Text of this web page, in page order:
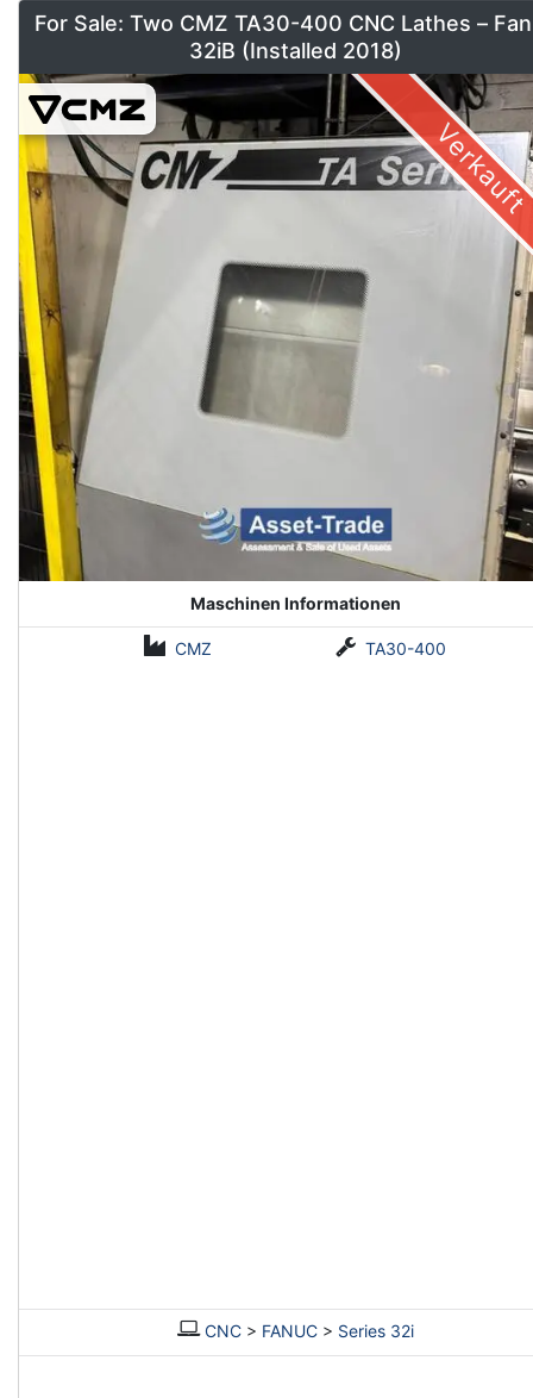
For Sale: Two CMZ TA30-400 CNC Lathes –
32iB (Installed 2018)
Verkauft
Maschinen Informationen
CMZ TA30-400
CNC> FANUC> Series 32i